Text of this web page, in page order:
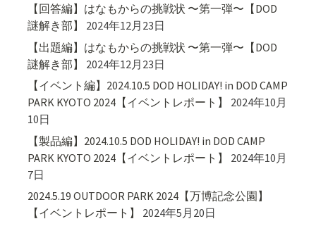
【回答編】はなもからの挑戦状 〜第一弾〜【DOD
謎解き部】
2024年12月23日
【出題編】はなもからの挑戦状 〜第一弾〜【DOD
謎解き部】
2024年12月23日
【イベント編】2024.10.5 DOD HOLIDAY! in DOD CAMP
PARK KYOTO 2024【イベントレポート】
2024年10月
10日
【製品編】2024.10.5 DOD HOLIDAY! in DOD CAMP
PARK KYOTO 2024【イベントレポート】
2024年10月
7日
2024.5.19 OUTDOOR PARK 2024【万博記念公園】
【イベントレポート】
2024年5月20日